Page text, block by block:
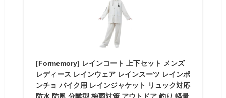
[Formemory] レインコート 上下セット メンズ
レディース レインウェア レインスーツ レインポ
ンチョ バイク用 レインジャケット リュック対応